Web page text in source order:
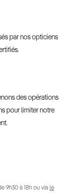
par nos opticiens
des opérations
pour limiter notre
9h30 à 18h ou via le